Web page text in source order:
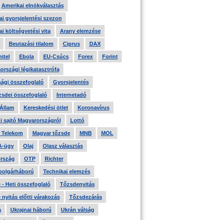
Amerikai elnökválasztás
gyorsjelentési szezon
költségvetési vita Arany elemzése
Beutazási tilalom Ciprus DAX
Ebola EU-Csúcs Forex Forint
légikatasztrófa
összefoglaló Gyorsjelentés
összefoglaló Internetadó
Kereskedési ötlet Koronavírus
sajtó Magyarországról Lottó
Telekom Magyar tőzsde MNB MOL
ügy Olaj Olasz választás
OTP Richter
Technikai elemzés
- Heti összefoglaló Tőzsdenyitás
nyitás előtti várakozás Tőzsdezárás
Ukrajnai háború Ukrán válság